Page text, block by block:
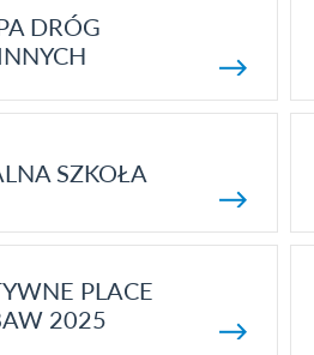
DRÓG
SZKOŁA
PLACE
2025